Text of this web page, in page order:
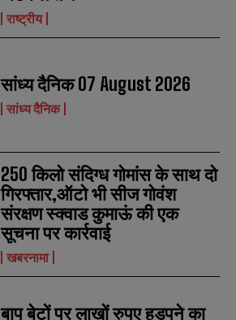
राष्ट्रीय
सांध्य दैनिक 07 August 2026
सांध्य दैनिक
250 किलो संदिग्ध गोमांस के साथ दो
गिरफ्तार,ऑटो भी सीज गोवंश
संरक्षण स्क्वाड कुमाऊं की एक
सूचना पर कार्रवाई
खबरनामा
बाप बेटों पर लाखों रुपए हड़पने का